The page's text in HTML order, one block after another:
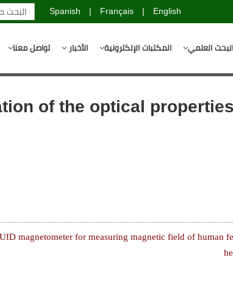
English
|
Français
|
Spanish
البحث العلمي المكتبات الإلكترونية الأخبار تواصل معنا
of the optical
magnetometer for measuring magnetic field of human